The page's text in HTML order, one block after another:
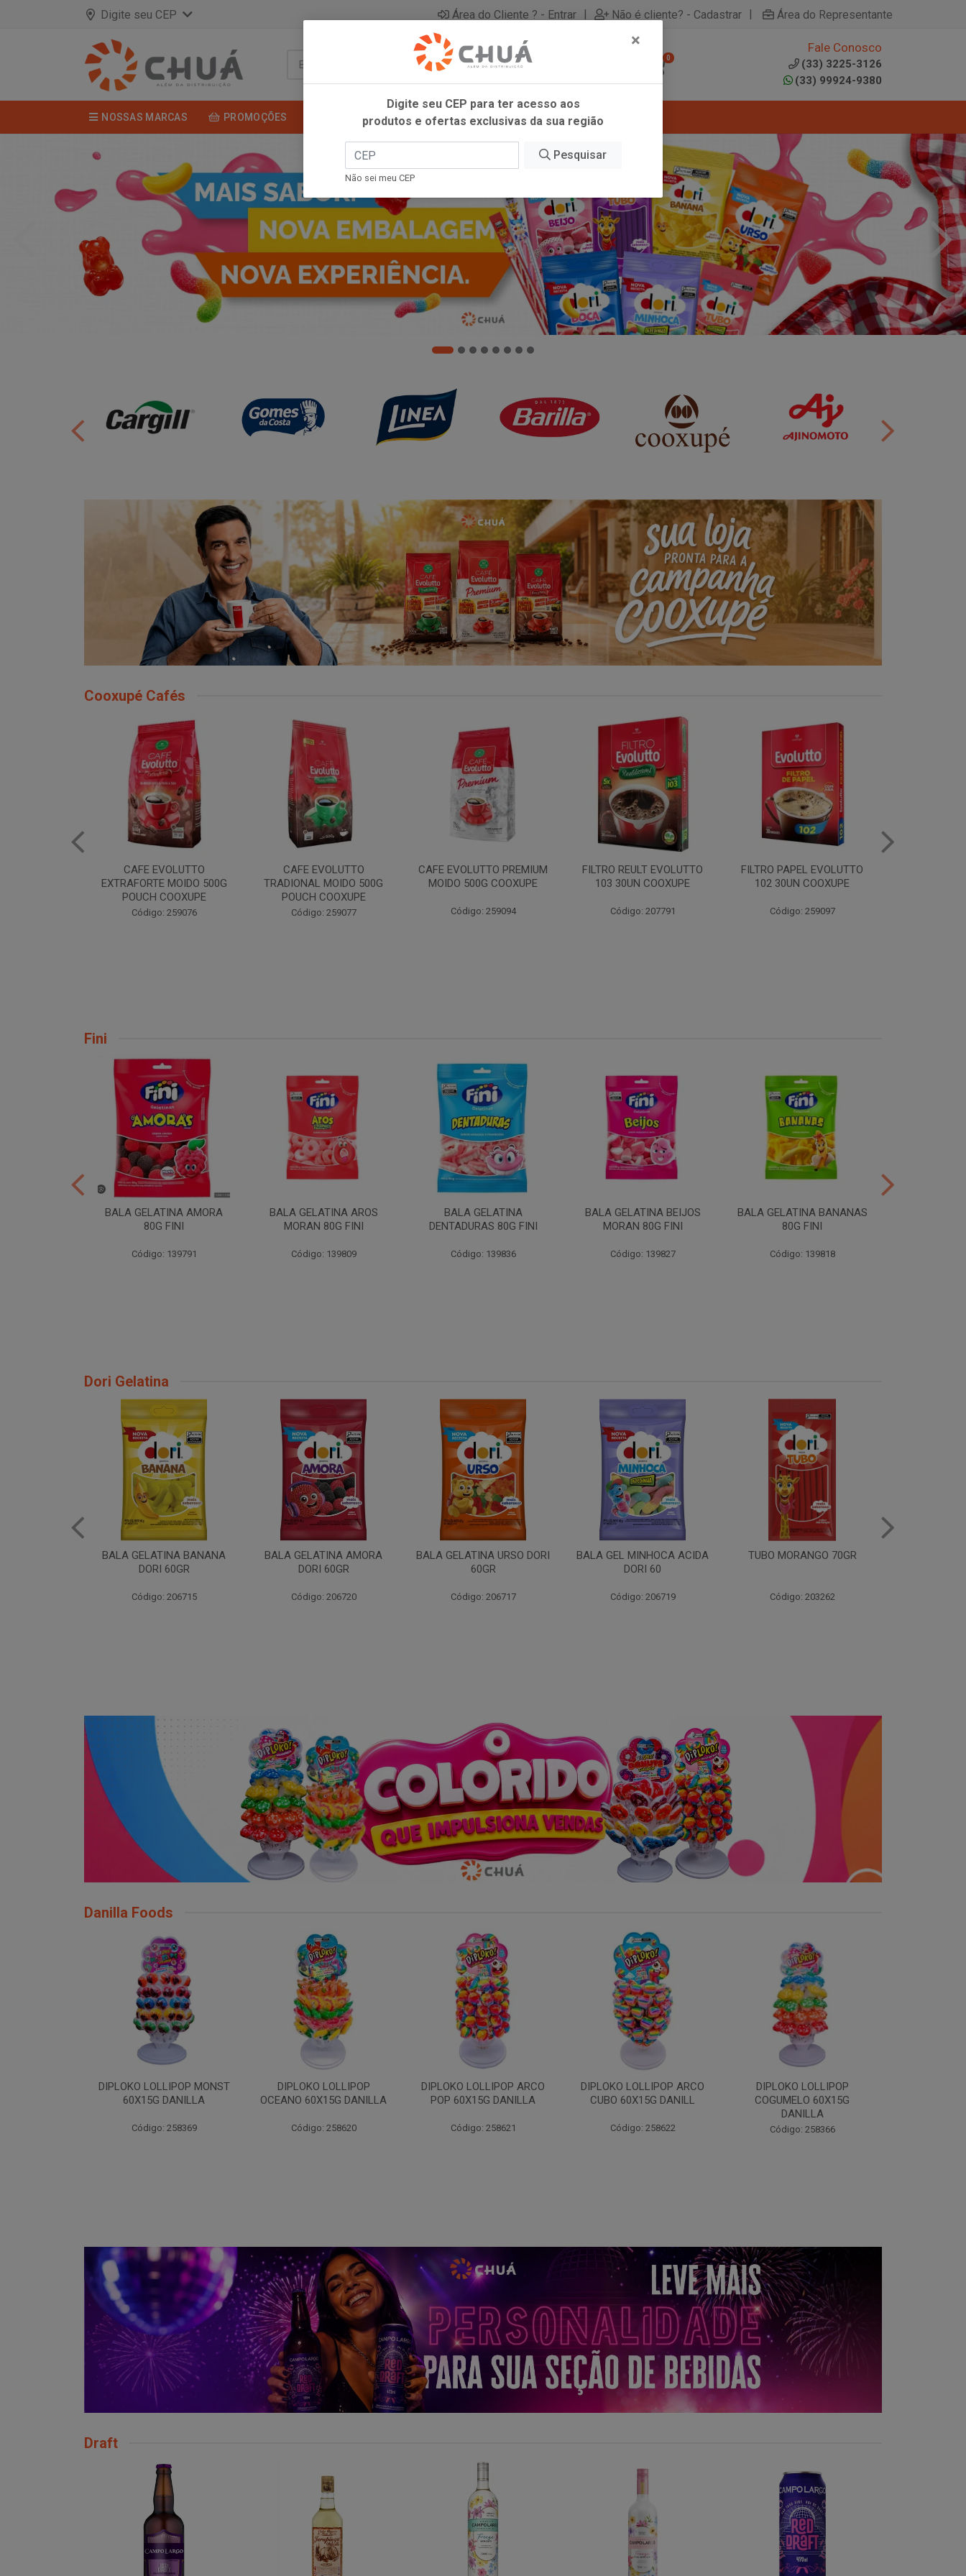
Digite seu CEP Área do Cliente ? - Entrar | Não é cliente? - Cadastrar | Área do Representante
0
Fale Conosco
(33) 3225-3126
(33) 99924-9380
NOSSAS MARCAS PROMOÇÕES
Cooxupé Cafés
MOIDO 500G
CAFE EVOLUTTO
TRADIONAL MOIDO 500G
POUCH COOXUPE
Código: 259077
CAFE EVOLUTTO PREMIUM
MOIDO 500G COOXUPE
Código: 259094
FILTRO REULT EVOLUTTO
103 30UN COOXUPE
Código: 207791
FILTRO PAPEL EVOLUTTO
102 30UN COOXUPE
Código: 259097
FILTRO PAPEL EVOLUTTO
103 30UN COOXUPE
Código: 259098
Fini
BALA GELATINA AMORA
80G FINI
Código: 139791
BALA GELATINA AROS
MORAN 80G FINI
Código: 139809
BALA GELATINA
DENTADURAS 80G FINI
Código: 139836
BALA GELATINA BEIJOS
MORAN 80G FINI
Código: 139827
BALA GELATINA BANANAS
80G FINI
Código: 139818
Dori Gelatina
BALA GELATINA AMORA
DORI 60GR
Código: 206720
BALA GELATINA URSO DORI
60GR
Código: 206717
BALA GEL MINHOCA ACIDA
DORI 60
Código: 206719
TUBO MORANGO 70GR
Código: 203262
TUBO YOGURTE100 70GR
Código: 203264
Danilla Foods
DIPLOKO LOLLIPOP
OCEANO 60X15G DANILLA
Código: 258620
DIPLOKO LOLLIPOP ARCO
POP 60X15G DANILLA
Código: 258621
DIPLOKO LOLLIPOP ARCO
CUBO 60X15G DANILL
Código: 258622
DIPLOKO LOLLIPOP
COGUMELO 60X15G
Código: 258366
DIPLOKO LOLLIPOP MONST
60X15G DANILLA
Código: 258369
Draft
×
Digite seu CEP para ter acesso aos
produtos e ofertas exclusivas da sua região
Pesquisar
Não sei meu CEP